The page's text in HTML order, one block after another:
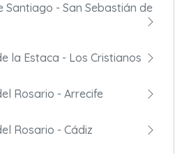
Santiago - San Sebastián de
la Estaca - Los Cristianos
Rosario - Arrecife
Rosario - Cádiz